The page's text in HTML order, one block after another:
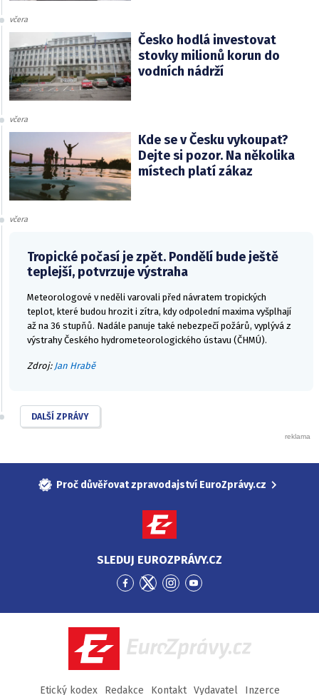
včera
Česko hodlá investovat
stovky milionů korun do
vodních nádrží
včera
Kde se v Česku vykoupat?
Dejte si pozor. Na několika
místech platí zákaz
včera
Tropické počasí je zpět. Pondělí bude ještě
teplejší, potvrzuje výstraha
Meteorologové v neděli varovali před návratem tropických
teplot, které budou hrozit i zítra, kdy odpolední maxima vyšplhají
až na 36 stupňů. Nadále panuje také nebezpečí požárů, vyplývá z
výstrahy Českého hydrometeorologického ústavu (ČHMÚ).
Zdroj: Jan Hrabě
DALŠÍ ZPRÁVY
Proč důvěřovat zpravodajství EuroZprávy.cz
SLEDUJ EUROZPRÁVY.CZ
Přejít
Facebook
Přejít
Twitter
Přejít
Instagram
Přejít
YouTube
EuroZprávy.cz
Etický kodex Redakce Kontakt Vydavatel Inzerce